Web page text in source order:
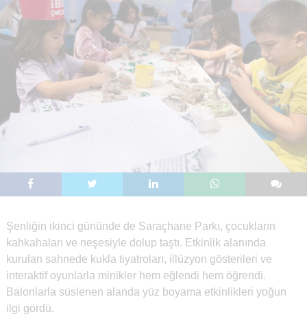
Şenliğin ikinci gününde de Saraçhane Parkı, çocukların
kahkahaları ve neşesiyle dolup taştı. Etkinlik alanında
kurulan sahnede kukla tiyatroları, illüzyon gösterileri ve
interaktif oyunlarla minikler hem eğlendi hem öğrendi.
Balonlarla süslenen alanda yüz boyama etkinlikleri yoğun
ilgi gördü.